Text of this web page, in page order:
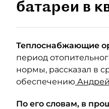
батареи в
Теплоснабжающие
период
нормы, рассказал в
обеспечению
По его словам, в